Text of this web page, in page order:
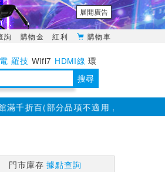
展開廣告
詢 購物金 紅利 購物車
羅技 Wifi7 HDMI線 環
搜尋
百(部分品項不適用，滿2千折200...)
門市庫存據點查詢